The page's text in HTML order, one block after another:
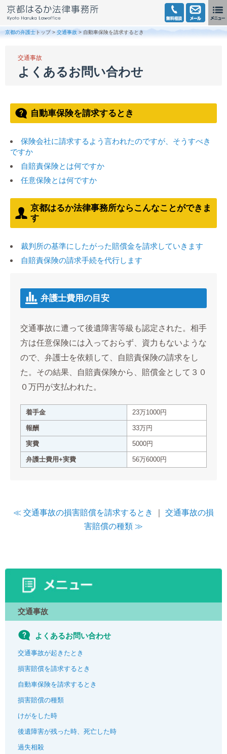
京都の弁護士 トップ > 交通事故 > 自動車保険を請求するとき
交通事故
よくあるお問い合わせ
自動車保険を請求するとき
保険会社に請求するよう言われたのですが、そうすべき
ですか
自賠責保険とは何ですか
任意保険とは何ですか
京都はるか法律事務所ならこんなことができま
す
裁判所の基準にしたがった賠償金を請求していきます
自賠責保険の請求手続を代行します
弁護士費用の目安
交通事故に遭って後遺障害等級も認定された。相手
方は任意保険には入っておらず、資力もないような
ので、弁護士を依頼して、自賠責保険の請求をし
た。その結果、自賠責保険から、賠償金として３０
０万円が支払われた。
着手金 23万1000円
報酬 33万円
実費 5000円
弁護士費用+実費 56万6000円
≪ 交通事故の損害賠償を請求するとき
交通事故の損
害賠償の種類 ≫
交通事故
よくあるお問い合わせ
交通事故が起きたとき
損害賠償を請求するとき
自動車保険を請求するとき
損害賠償の種類
けがをした時
後遺障害が残った時、死亡した時
過失相殺